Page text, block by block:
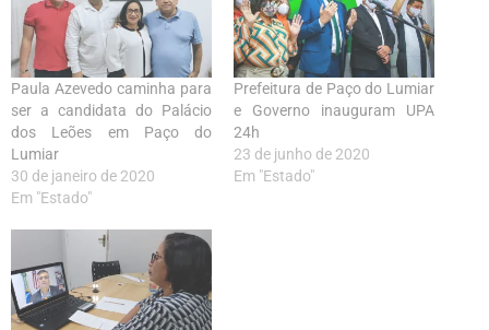
Paula Azevedo caminha para
ser a candidata do Palácio
dos Leões em Paço do
Lumiar
30 de janeiro de 2020
Em "Estado"
Prefeitura de Paço do Lumiar
e Governo inauguram UPA
24h
23 de junho de 2020
Em "Estado"